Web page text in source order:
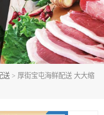
送 > 厚街宝屯海鲜配送 大大缩
蔬菜配送
鲜肉配送
食材配送
企业工厂食堂承包